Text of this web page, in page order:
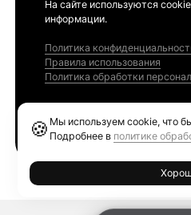
На сайте используются
информации.
Политика
Правила использования
Политика обработки
🍪 Мы используем cookie, что
Подробнее в политике
Ethereum GAS Tracker